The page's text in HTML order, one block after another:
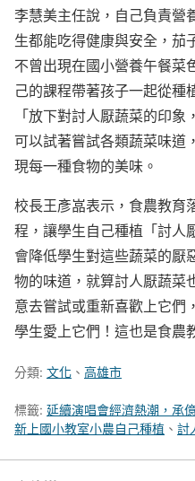
李慧美主任說，自己負責營
生都能吃得健康與安全，茄
不曾出現在國小營養午餐菜
己的課程帶著孩子一起從種
「放下對討人厭蔬菜的印
可以試著嘗試各類蔬菜味道
現每一種食物的美味。
校長王彥嵓表示，食農教育
程，讓學生自己種植「討人
會降低學生對這些蔬菜的厭
物的味道，就算討人厭蔬菜
意去嘗試或重新喜歡上它們
學生愛上它們！這也是食農
分類: 文化 、 高雄市
標籤: 延續演唱會經濟熱潮，承
新上國小教室小農自己種植 、 討